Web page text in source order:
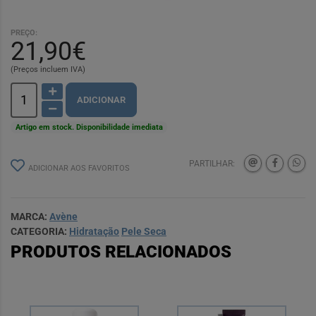
PREÇO:
21,90€
(Preços incluem IVA)
ADICIONAR
Artigo em stock. Disponibilidade imediata
ADICIONAR AOS FAVORITOS PARTILHAR:
MARCA: Avène
CATEGORIA: Hidratação Pele Seca
PRODUTOS RELACIONADOS